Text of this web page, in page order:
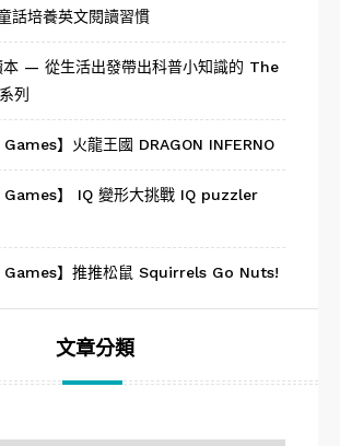
話培養英文閱讀習慣
— 從生活出發帶出科普小知識的 The
列
Games】火龍王國 DRAGON INFERNO
Games】 IQ 變形大挑戰 IQ puzzler
Games】推推松鼠 Squirrels Go Nuts!
文章分類